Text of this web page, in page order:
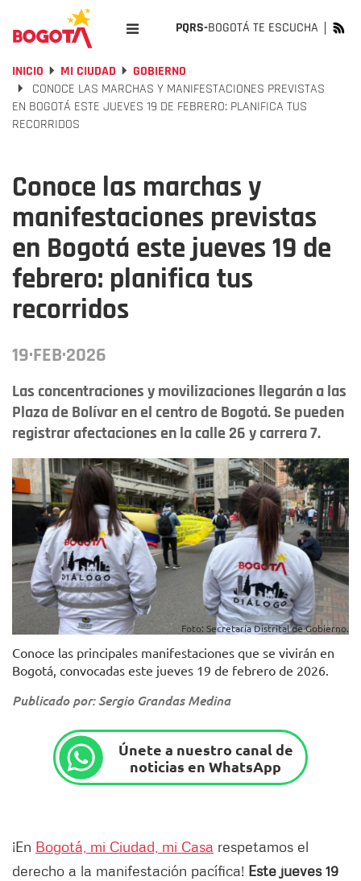
PQRS-BOGOTÁ TE ESCUCHA
INICIO MI CIUDAD
GOBIERNO
CONOCE LAS MARCHAS Y MANIFESTACIONES PREVISTAS
EN BOGOTÁ ESTE JUEVES 19 DE FEBRERO: PLANIFICA TUS
RECORRIDOS
Conoce las marchas y
manifestaciones previstas
en Bogotá este jueves 19 de
febrero: planifica tus
recorridos
19·FEB·2026
Las concentraciones y movilizaciones llegarán a las
Plaza de Bolívar en el centro de Bogotá. Se pueden
registrar afectaciones en la calle 26 y carrera 7.
Foto: Secretaría Distrital de Gobierno.
Conoce las principales manifestaciones que se vivirán en
Bogotá, convocadas este jueves 19 de febrero de 2026.
Publicado por: Sergio Grandas Medina
Únete a nuestro canal de
noticias en WhatsApp
¡En Bogotá, mi Ciudad, mi Casa respetamos el
derecho a la manifestación pacífica! Este jueves 19